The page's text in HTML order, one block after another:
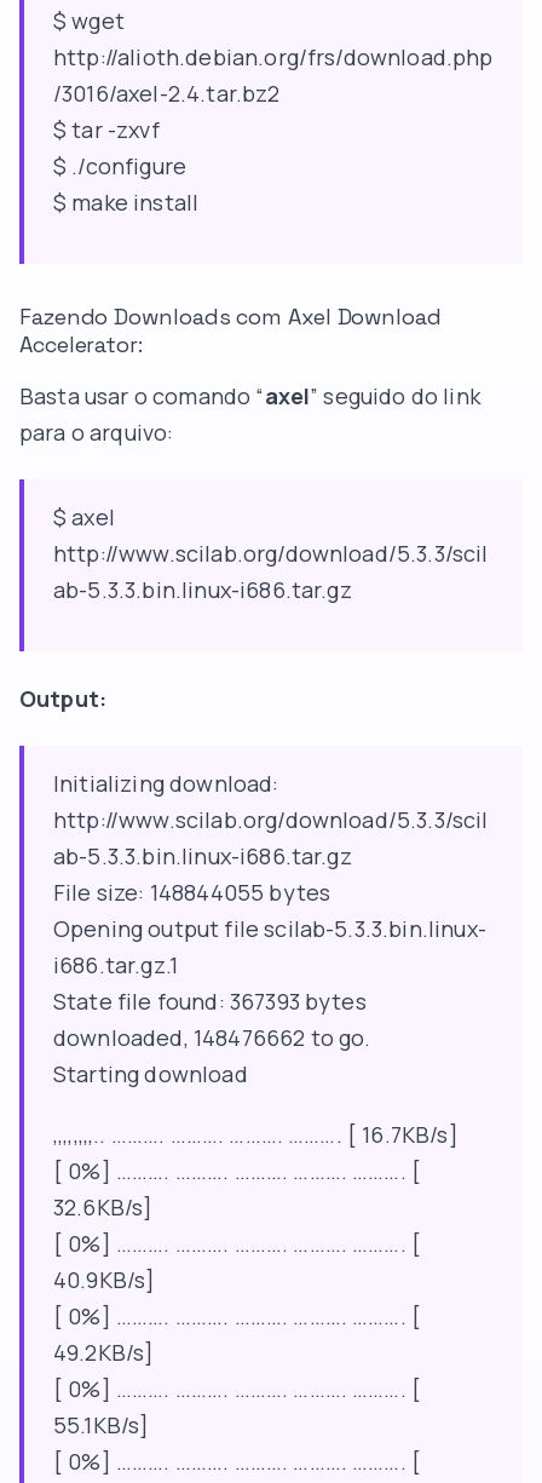
$ wget
http://alioth.debian.org/frs/download.php
/3016/axel-2.4.tar.bz2
$ tar -zxvf
$ ./configure
$ make install
Fazendo Downloads com Axel Download
Accelerator:
Basta usar o comando “axel” seguido do link
para o arquivo:
$ axel
http://www.scilab.org/download/5.3.3/scil
ab-5.3.3.bin.linux-i686.tar.gz
Output:
Initializing download:
http://www.scilab.org/download/5.3.3/scil
ab-5.3.3.bin.linux-i686.tar.gz
File size: 148844055 bytes
Opening output file scilab-5.3.3.bin.linux-
i686.tar.gz.1
State file found: 367393 bytes
downloaded, 148476662 to go.
Starting download
,,,,,,,,.. ………. ………. ………. ………. [ 16.7KB/s]
[ 0%] ………. ………. ………. ………. ………. [
32.6KB/s]
[ 0%] ………. ………. ………. ………. ………. [
40.9KB/s]
[ 0%] ………. ………. ………. ………. ………. [
49.2KB/s]
[ 0%] ………. ………. ………. ………. ………. [
55.1KB/s]
[ 0%] ………. ………. ………. ………. ………. [